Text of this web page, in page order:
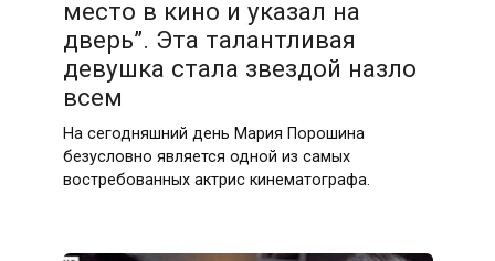
место в кино и указал на
дверь”. Эта талантливая
девушка стала звездой назло
всем
На сегодняшний день Мария Порошина
безусловно является одной из самых
востребованных актрис кинематографа.